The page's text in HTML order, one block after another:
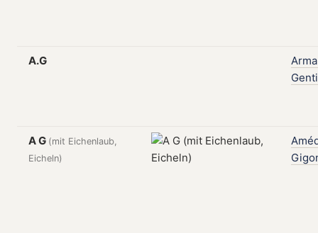
A.G
A G (mit Eichenlaub,
Eicheln)